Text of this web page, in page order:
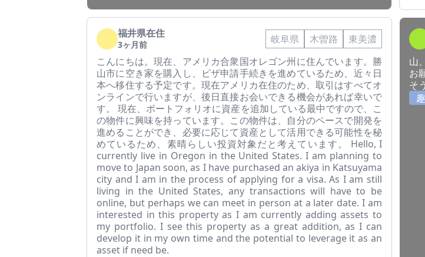
福井県在住
3ヶ月前 岐阜県 木曽路
東美濃
こんにちは。現在、アメリカ合衆国オレゴン州に住んでいます。勝
山市に空き家を購入し、ビザ申請手続きを進めているため、近々日
本へ移住する予定です。現在アメリカ在住のため、取引はすべてオ
ンラインで行いますが、後日直接お会いできる機会があれば幸いで
す。 現在、ポートフォリオに資産を追加している最中ですので、こ
の物件に興味を持っています。この物件は、自分のペースで開発を
進めることができ、必要に応じて資産として活用できる可能性を秘
めているため、素晴らしい投資対象だと考えています。 Hello, I
currently live in Oregon in the United States. I am planning to
move to Japan soon, as I have purchased an akiya in Katsuyama
city and I am in the process of applying for a visa. As I am still
living in the United States, any transactions will have to be
online, but perhaps we can meet in person at a later date. I am
interested in this property as I am currently adding assets to
my portfolio. I see this property as a great addition, as I can
develop it in my own time and the potential to leverage it as an
asset if need be.
山
お
そ